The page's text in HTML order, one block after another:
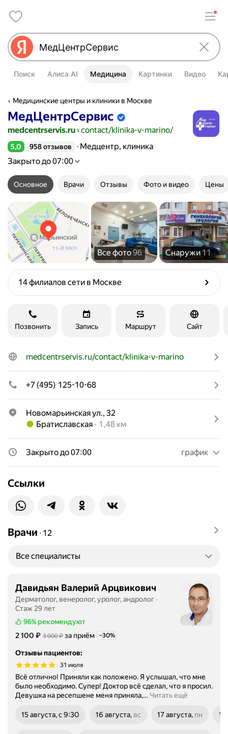
Поиск Алиса AI Медицина Картинки Видео
Медицинские центры и клиники в Москве
МедЦентрСервис
Информация об организации
medcentrservis.ru› contact/klinika-v-marino/
Рейтинг 5,0 из 5
5,0 958 отзывов
Медцентр, клиника
Закрыто до 07:00
Основное Врачи Отзывы Фото и видео Цены
Все фото96 Снаружи 11
14 филиалов сети в Москве
Позвонить Запись Маршрут Сайт
medcentrservis.ru/contact/klinika-v-marino
+7 (495) 125-10-68
Новомарьинская ул., 32
Метро Братиславская Расстояние 1,48 км
Братиславская 1,48 км
Закрыто до 07:00 график
Ссылки
Врачи ∙ 12
Все специалисты
Давидьян Валерий Арцвикович
Дерматолог, венеролог, уролог, андролог
Стаж 29 лет
96% рекомендуют
Цена
2100
2 100 ₽ Цена
3000
3 000₽ за приём Скидка -30%
−30%
Отзывы пациентов:
31 июля
Всё отлично! Приняли как положено. Я услышал, что мне
было необходимо. Супер! Доктор всё сделал, что я просил.
Девушка на ресепшене меня приняла,… Читать ещё
15 августа, с 9:30 16 августа, вс
17 августа, пн
19